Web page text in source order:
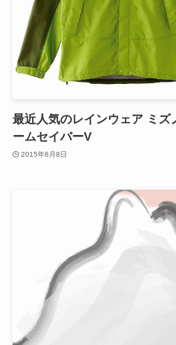
最近人気のレインウェア ミズ
ームセイバーV
2015年6月8日